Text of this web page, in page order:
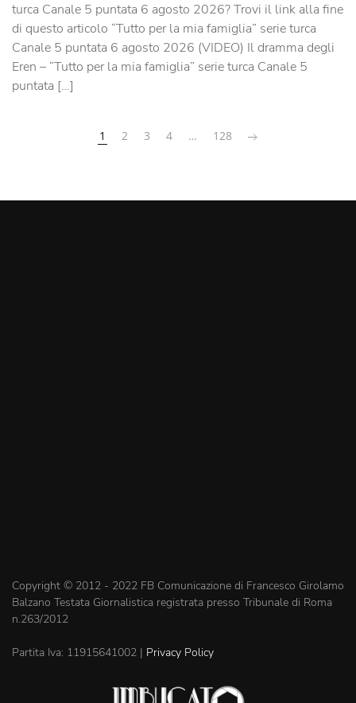
turca Canale 5 puntata 6 agosto 2026? Trovi il link alla fine
di questo articolo “Tutto per la mia famiglia” serie turca
Canale 5 puntata 6 agosto 2026 (VIDEO) Il dramma degli
Eren – “Tutto per la mia famiglia” serie turca Canale 5
puntata […]
1 2 3 4 … 128
Copyright © 2012 - 2022 FB Comunicazione di Francesco Girolamo
Balzano Testata Giornalistica registrata presso Tribunale di Roma
n.263/2012
Partita Iva: 11915641002 | Privacy Policy